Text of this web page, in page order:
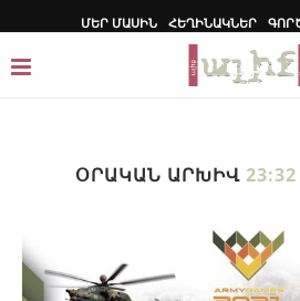
ՄԵՐ ՄԱՍԻՆ ՀԵՂԻՆԱԿՆԵՐ
ՕՐԱԿԱՆ ԱՐԽԻՎ